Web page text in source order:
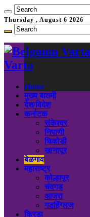
Thursday , August 6 2026
Varta
Home
मुख्य बातमी
देश/विदेश
कर्नाटक
संकेश्वर
निपाणी
चिकोडी
खानापूर
बेळगाव
महाराष्ट्र
कोल्हापूर
चंदगड
आजरा
गडहिंग्लज
क्रिडा